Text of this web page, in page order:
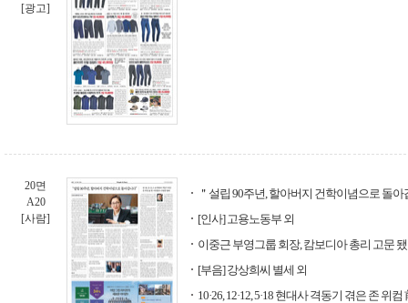
[광고]
20면
A20
[사람]
＂설립 90주년, 할아버지 건학이념으로 돌
[인사] 고용노동부 외
이중근 부영그룹 회장, 캄보디아 총리 고문
[부음] 강상희씨 별세 외
10·26, 12·12, 5·18 현대사 격동기 겪은 존 위